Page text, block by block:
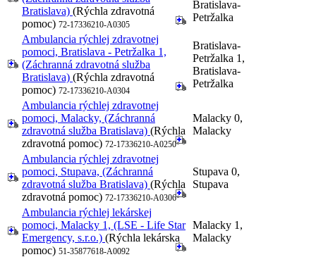
Bratislava) (Rýchla zdravotná
pomoc) 72-17336210-A0305
Bratislava-
Petržalka
Ambulancia rýchlej zdravotnej
pomoci, Bratislava - Petržalka 1,
(Záchranná zdravotná služba
Bratislava) (Rýchla zdravotná
pomoc) 72-17336210-A0304
Bratislava-
Petržalka 1,
Bratislava-
Petržalka
Ambulancia rýchlej zdravotnej
pomoci, Malacky, (Záchranná
zdravotná služba Bratislava) (Rýchla
zdravotná pomoc) 72-17336210-A0250
Malacky 0,
Malacky
Ambulancia rýchlej zdravotnej
pomoci, Stupava, (Záchranná
zdravotná služba Bratislava) (Rýchla
zdravotná pomoc) 72-17336210-A0306
Stupava 0,
Stupava
Ambulancia rýchlej lekárskej
pomoci, Malacky 1, (LSE - Life Star
Emergency, s.r.o.) (Rýchla lekárska
pomoc) 51-35877618-A0092
Malacky 1,
Malacky